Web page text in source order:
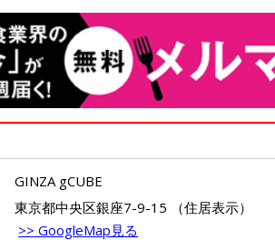
GINZA gCUBE
東京都中央区銀座7-9-15 （住居表示）
>> GoogleMap見る